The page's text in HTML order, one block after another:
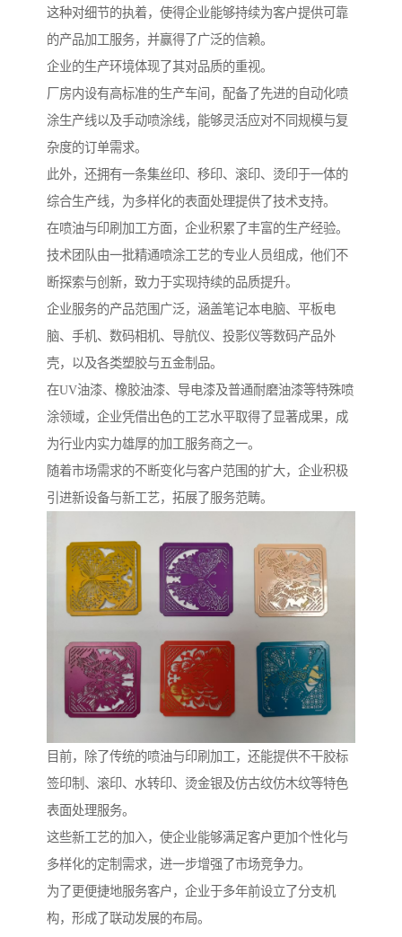
这种对细节的执着，使得企业能够持续为客户提供可靠
的产品加工服务，并赢得了广泛的信赖。
企业的生产环境体现了其对品质的重视。
厂房内设有高标准的生产车间，配备了先进的自动化喷
涂生产线以及手动喷涂线，能够灵活应对不同规模与复
杂度的订单需求。
此外，还拥有一条集丝印、移印、滚印、烫印于一体的
综合生产线，为多样化的表面处理提供了技术支持。
在喷油与印刷加工方面，企业积累了丰富的生产经验。
技术团队由一批精通喷涂工艺的专业人员组成，他们不
断探索与创新，致力于实现持续的品质提升。
企业服务的产品范围广泛，涵盖笔记本电脑、平板电
脑、手机、数码相机、导航仪、投影仪等数码产品外
壳，以及各类塑胶与五金制品。
在UV油漆、橡胶油漆、导电漆及普通耐磨油漆等特殊喷
涂领域，企业凭借出色的工艺水平取得了显著成果，成
为行业内实力雄厚的加工服务商之一。
随着市场需求的不断变化与客户范围的扩大，企业积极
引进新设备与新工艺，拓展了服务范畴。
目前，除了传统的喷油与印刷加工，还能提供不干胶标
签印制、滚印、水转印、烫金银及仿古纹仿木纹等特色
表面处理服务。
这些新工艺的加入，使企业能够满足客户更加个性化与
多样化的定制需求，进一步增强了市场竞争力。
为了更便捷地服务客户，企业于多年前设立了分支机
构，形成了联动发展的布局。